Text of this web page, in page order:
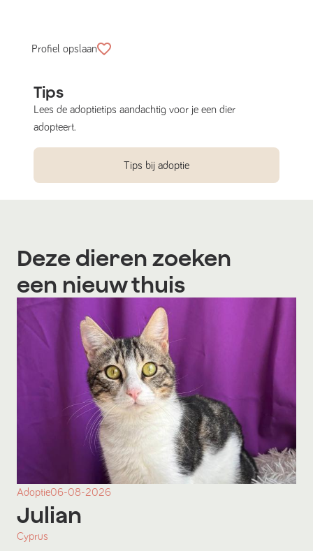
Profiel opslaan
Tips
Lees de adoptietips aandachtig voor je een dier
adopteert.
Tips bij adoptie
Deze dieren zoeken
een nieuw thuis
Adoptie06-08-2026
Julian
Cyprus